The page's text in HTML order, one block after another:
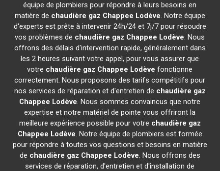
équipe de plombiers pour répondre à leurs besoins en
matière de chaudière gaz Chappee Lodève. Notre équipe
d'experts est prête à intervenir 24h/24 et 7j/7 pour résoudre
vos problèmes de chaudière gaz Chappee Lodève. Nous
offrons des délais d'intervention rapide, généralement dans
les 2 heures suivant votre appel, pour vous assurer que
votre chaudière gaz Chappee Lodève fonctionne
correctement. Nous proposons des tarifs compétitifs pour
nos services de réparation et d'entretien de chaudière gaz
Chappee Lodève. Nous sommes convaincus que notre
expertise et notre matériel de pointe vous offriront la
meilleure expérience possible pour votre chaudière gaz
Chappee Lodève. Notre équipe de plombiers est formée
pour répondre à toutes vos questions et besoins en matière
de chaudière gaz Chappee Lodève. Nous offrons des
services de réparation, d'entretien et d'installation de